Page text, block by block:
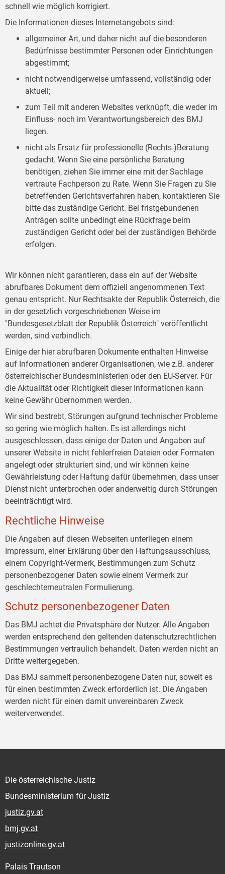
schnell wie möglich korrigiert.
Die Informationen dieses Internetangebots sind:
allgemeiner Art, und daher nicht auf die besonderen
Bedürfnisse bestimmter Personen oder Einrichtungen
abgestimmt;
nicht notwendigerweise umfassend, vollständig oder
aktuell;
zum Teil mit anderen Websites verknüpft, die weder im
Einfluss- noch im Verantwortungsbereich des BMJ
liegen.
nicht als Ersatz für professionelle (Rechts-)Beratung
gedacht. Wenn Sie eine persönliche Beratung
benötigen, ziehen Sie immer eine mit der Sachlage
vertraute Fachperson zu Rate. Wenn Sie Fragen zu Sie
betreffenden Gerichtsverfahren haben, kontaktieren Sie
bitte das zuständige Gericht. Bei fristgebundenen
Anträgen sollte unbedingt eine Rückfrage beim
zuständigen Gericht oder bei der zuständigen Behörde
erfolgen.
Wir können nicht garantieren, dass ein auf der Website
abrufbares Dokument dem offiziell angenommenen Text
genau entspricht. Nur Rechtsakte der Republik Österreich, die
in der gesetzlich vorgeschriebenen Weise im
"Bundesgesetzblatt der Republik Österreich" veröffentlicht
werden, sind verbindlich.
Einige der hier abrufbaren Dokumente enthalten Hinweise
auf Informationen anderer Organisationen, wie z.B. anderer
österreichischer Bundesministerien oder den EU-Server. Für
die Aktualität oder Richtigkeit dieser Informationen kann
keine Gewähr übernommen werden.
Wir sind bestrebt, Störungen aufgrund technischer Probleme
so gering wie möglich halten. Es ist allerdings nicht
ausgeschlossen, dass einige der Daten und Angaben auf
unserer Website in nicht fehlerfreien Dateien oder Formaten
angelegt oder strukturiert sind, und wir können keine
Gewährleistung oder Haftung dafür übernehmen, dass unser
Dienst nicht unterbrochen oder anderweitig durch Störungen
beeinträchtigt wird.
Rechtliche Hinweise
Die Angaben auf diesen Webseiten unterliegen einem
Impressum, einer Erklärung über den Haftungsausschluss,
einem Copyright-Vermerk, Bestimmungen zum Schutz
personenbezogener Daten sowie einem Vermerk zur
geschlechterneutralen Formulierung.
Schutz personenbezogener Daten
Das BMJ achtet die Privatsphäre der Nutzer. Alle Angaben
werden entsprechend den geltenden datenschutzrechtlichen
Bestimmungen vertraulich behandelt. Daten werden nicht an
Dritte weitergegeben.
Das BMJ sammelt personenbezogene Daten nur, soweit es
für einen bestimmten Zweck erforderlich ist. Die Angaben
werden nicht für einen damit unvereinbaren Zweck
weiterverwendet.
Die österreichische Justiz
Bundesministerium für Justiz
justiz.gv.at
bmj.gv.at
justizonline.gv.at
Palais Trautson